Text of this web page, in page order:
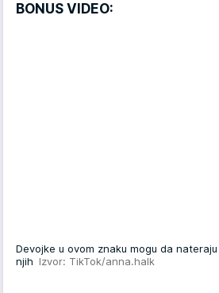
BONUS VIDEO:
Devojke u ovom znaku mogu da
njih Izvor: TikTok/anna.halk